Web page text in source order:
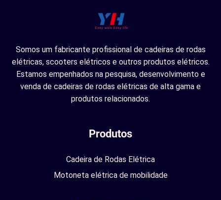
Somos um fabricante profissional de cadeiras de rodas
elétricas, scooters elétricos e outros produtos elétricos.
Estamos empenhados na pesquisa, desenvolvimento e
venda de cadeiras de rodas elétricas de alta gama e
produtos relacionados.
Produtos
Cadeira de Rodas Elétrica
Motoneta elétrica de mobilidade